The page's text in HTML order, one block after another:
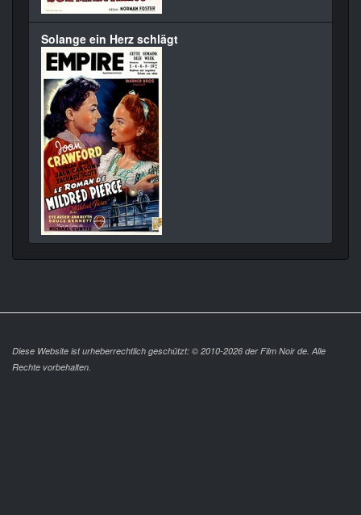
Solange ein Herz schlägt
Diese Website ist urheberrechtlich geschützt: © 2010-2026 der Film Noir de. Alle
Rechte vorbehalten.